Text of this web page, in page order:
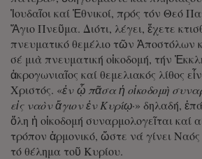
Ἰουδαῖοι καί Ἐθνικοί, πρός τόν Θεό
Ἅγιο Πνεῦμα. Διότι, λέγει, ἔχετε
πνευματικό θεμέλιο τῶν
σέ μιὰ πνευματική οἰκοδομή, τήν
ἀκρογωνιαῖος καί θεμελιακός λίθος
Χριστός. «ἐν ᾧ πᾶσα ἡ οἰκοδομὴ
εἰς ναὸν ἅγιον ἐν Κυρίῳ·» δηλαδή,
ὅλη ἡ οἰκοδομή συναρμολογεῖται καί
τρόπον ἁρμονικό, ὥστε νά γίνει
τό θέλημα τοῦ Κυρίου.